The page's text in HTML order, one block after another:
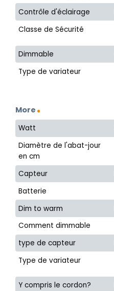
Contrôle d'éclairage
Classe de Sécurité
Dimmable
Type de variateur
More
Watt
Diamètre de l'abat-jour
en cm
Capteur
Batterie
Dim to warm
Comment dimmable
type de capteur
Type de variateur
Y compris le cordon?